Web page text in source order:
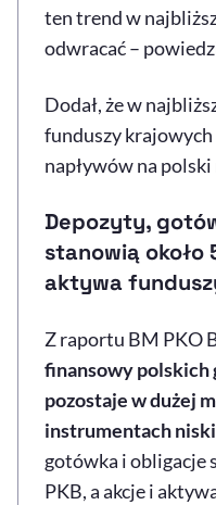
ten trend w
odwracać –
Dodał, że w
funduszy
napływów na
Depozyty,
stanowią około
aktywa
Z raportu BM PKO
finansowy polskich
pozostaje w dużej
instrumentach
gotówka i obligacje
PKB, a akcje i